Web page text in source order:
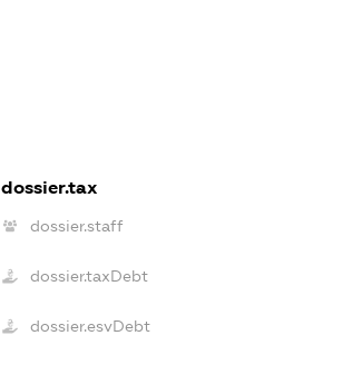
dossier.tax
dossier.staff
dossier.taxDebt
dossier.esvDebt